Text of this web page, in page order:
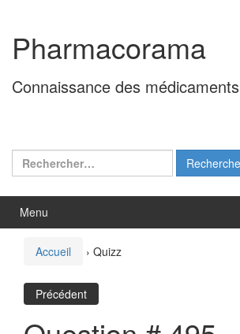
contenu
menu
principal
Pharmacorama
Connaissance des médicaments
Rechercher :
Menu
Accueil › Quizz
Précédent